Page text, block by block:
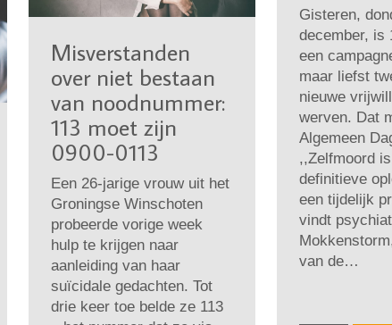
Misverstanden
over niet bestaan
van noodnummer:
113 moet zijn
0900-0113
Een 26-jarige vrouw uit het
Groningse Winschoten
probeerde vorige week
hulp te krijgen naar
aanleiding van haar
suïcidale gedachten. Tot
drie keer toe belde ze 113
Gisteren,
december, is
een
maar liefst
nieuwe
werven. Dat
Algemeen
,,Zelfmoord
definitieve
een tijdelijk
vindt
van de…